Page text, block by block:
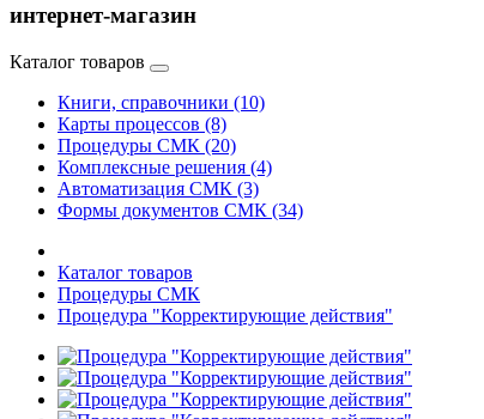
интернет-магазин
Каталог товаров
Книги, справочники (10)
Карты процессов (8)
Процедуры СМК (20)
Комплексные решения (4)
Автоматизация СМК (3)
Формы документов СМК (34)
Каталог товаров
Процедуры СМК
Процедура "Корректирующие действия"